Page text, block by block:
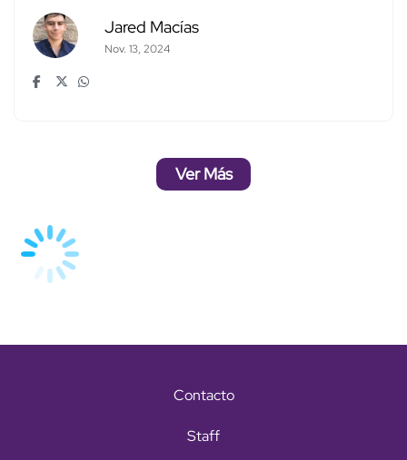
Jared Macías
Nov. 13, 2024
Ver Más
Contacto
Staff